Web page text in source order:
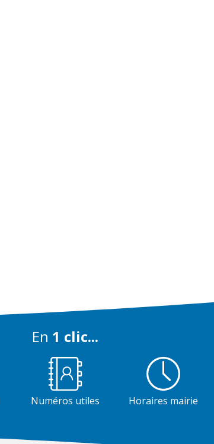
En 1 clic...
Numéros utiles Horaires mairie